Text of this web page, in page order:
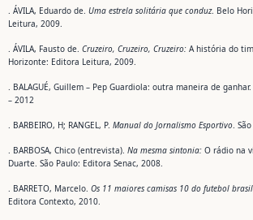
. ÁVILA, Eduardo de. Uma estrela solitária que conduz. Belo
Leitura, 2009.
. ÁVILA, Fausto de. Cruzeiro, Cruzeiro, Cruzeiro: A história do
Horizonte: Editora Leitura, 2009.
. BALAGUÉ, Guillem – Pep Guardiola: outra maneira de
– 2012
. BARBEIRO, H; RANGEL, P. Manual do Jornalismo Esportivo.
. BARBOSA, Chico (entrevista). Na mesma sintonia: O rádio na
Duarte. São Paulo: Editora Senac, 2008.
. BARRETO, Marcelo. Os 11 maiores camisas 10 do futebol
Editora Contexto, 2010.